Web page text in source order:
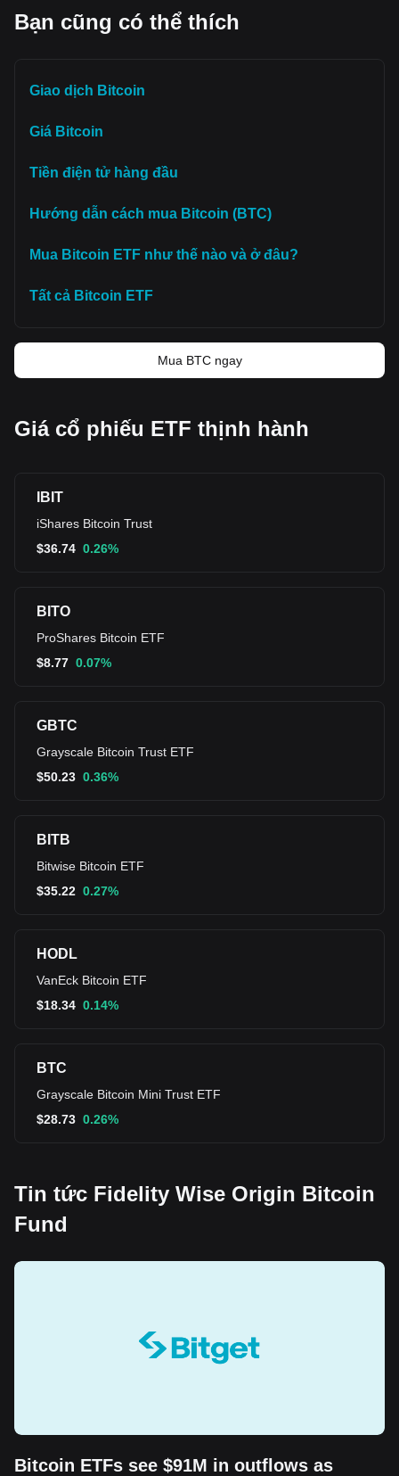
Bạn cũng có thể thích
Giao dịch Bitcoin
Giá Bitcoin
Tiền điện tử hàng đầu
Hướng dẫn cách mua Bitcoin (BTC)
Mua Bitcoin ETF như thế nào và ở đâu?
Tất cả Bitcoin ETF
Mua BTC ngay
Giá cổ phiếu ETF thịnh hành
IBIT
iShares Bitcoin Trust
$36.74 0.26%
BITO
ProShares Bitcoin ETF
$8.77 0.07%
GBTC
Grayscale Bitcoin Trust ETF
$50.23 0.36%
BITB
Bitwise Bitcoin ETF
$35.22 0.27%
HODL
VanEck Bitcoin ETF
$18.34 0.14%
BTC
Grayscale Bitcoin Mini Trust ETF
$28.73 0.26%
Tin tức Fidelity Wise Origin Bitcoin
Fund
Bitcoin ETFs see $91M in outflows as